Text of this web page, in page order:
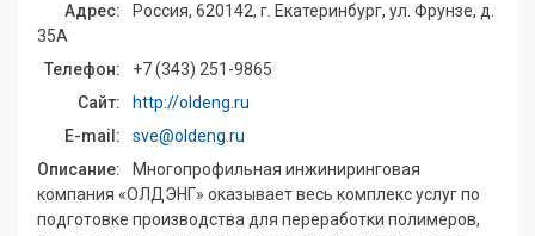
Адрес:
Россия, 620142, г. Екатеринбург, ул. Фрунзе, д.
35А
Телефон:
+7 (343) 251-9865
Сайт:
http://oldeng.ru
E-mail:
sve@oldeng.ru
Описание:
Многопрофильная инжиниринговая
компания «ОЛДЭНГ» оказывает весь комплекс услуг по
подготовке производства для переработки полимеров,